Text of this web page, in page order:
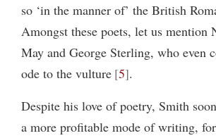
so ‘in the manner of’ the British
Amongst these poets, let us mention
May and George Sterling, who even
ode to the vulture 5 .
Despite his love of poetry, Smith
a more profitable mode of writing,